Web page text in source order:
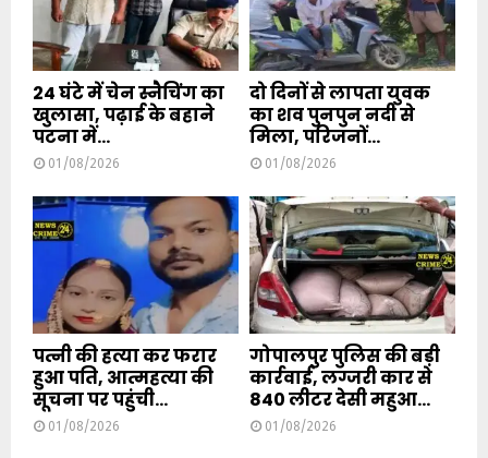
24 घंटे में चेन स्नैचिंग का
खुलासा, पढ़ाई के बहाने
पटना में...
01/08/2026
दो दिनों से लापता युवक
का शव पुनपुन नदी से
मिला, परिजनों...
01/08/2026
पत्नी की हत्या कर फरार
हुआ पति, आत्महत्या की
सूचना पर पहुंची...
01/08/2026
गोपालपुर पुलिस की बड़ी
कार्रवाई, लग्जरी कार से
840 लीटर देसी महुआ...
01/08/2026